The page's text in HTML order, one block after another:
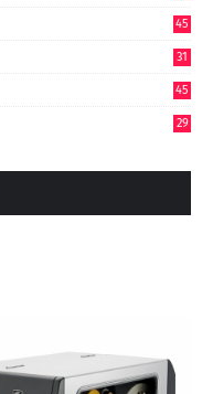
45
31
45
29